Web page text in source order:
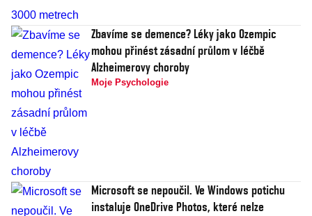
Zbavíme se demence? Léky jako Ozempic
mohou přinést zásadní průlom v léčbě
Alzheimerovy choroby
Moje Psychologie
Microsoft se nepoučil. Ve Windows potichu
instaluje OneDrive Photos, které nelze